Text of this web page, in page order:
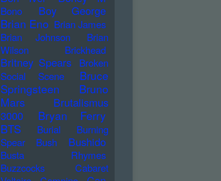
Bono Boy George
Brian Eno Brian James
Brian Johnson
Brian
Wilson
Brickhead
Britney Spears
Broken
Social Scene
Bruce
Springsteen
Bruno
Mars
Brutalismus
3000
Bryan Ferry
BTS
Burial
Burning
Spear
Bush Bushido
Busta Rhymes
Buzzcocks
Cabaret